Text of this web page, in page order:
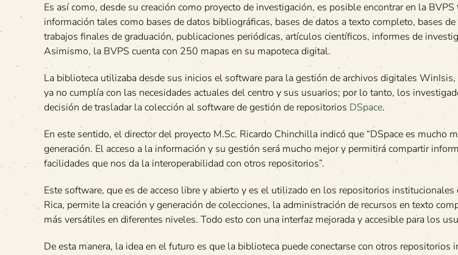
Es así como, desde su creación como proyecto de investigación, es posible encontrar en la
información tales como bases de datos bibliográficas, bases de datos a texto completo, bases
trabajos finales de graduación, publicaciones periódicas, artículos científicos, informes de
Asimismo, la BVPS cuenta con 250 mapas en su mapoteca digital.
La biblioteca utilizaba desde sus inicios el software para la gestión de archivos digitales
ya no cumplía con las necesidades actuales del centro y sus usuarios; por lo tanto, los
decisión de trasladar la colección al software de gestión de repositorios DSpace.
En este sentido, el director del proyecto M.Sc. Ricardo Chinchilla indicó que “DSpace es mucho
generación. El acceso a la información y su gestión será mucho mejor y permitirá compartir
facilidades que nos da la interoperabilidad con otros repositorios”.
Este software, que es de acceso libre y abierto y es el utilizado en los repositorios
Rica, permite la creación y generación de colecciones, la administración de recursos en texto
más versátiles en diferentes niveles. Todo esto con una interfaz mejorada y accesible para los
De esta manera, la idea en el futuro es que la biblioteca puede conectarse con otros repositorios